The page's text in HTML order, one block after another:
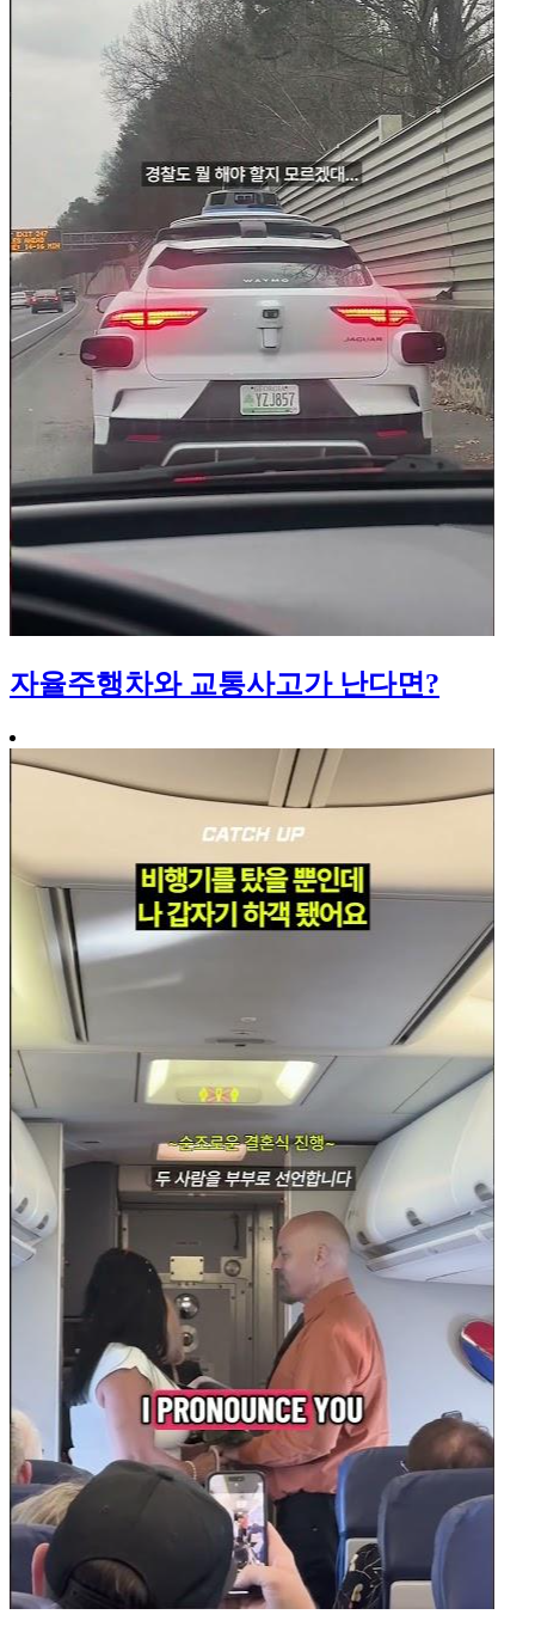
자율주행차와 교통사고가 난다면?